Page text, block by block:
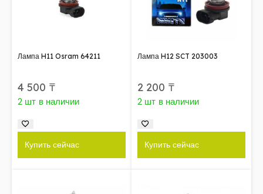
Лампа H11 Osram 64211
4 500 ₸
2 шт в наличии
Купить сейчас
Лампа H12 SCT 203003
2 200 ₸
2 шт в наличии
Купить сейчас